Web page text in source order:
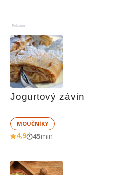
Reklama
Jogurtový závin
MOUČNÍKY
4,9 45min